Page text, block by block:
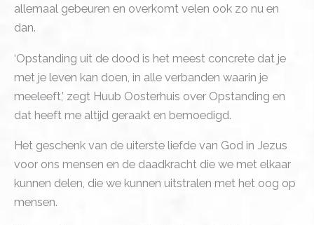
allemaal gebeuren en overkomt velen ook zo nu en
dan.
‘Opstanding uit de dood is het meest concrete dat je
met je leven kan doen, in alle verbanden waarin je
meeleeft,’ zegt Huub Oosterhuis over Opstanding en
dat heeft me altijd geraakt en bemoedigd.
Het geschenk van de uiterste liefde van God in Jezus
voor ons mensen en de daadkracht die we met elkaar
kunnen delen, die we kunnen uitstralen met het oog op
mensen.